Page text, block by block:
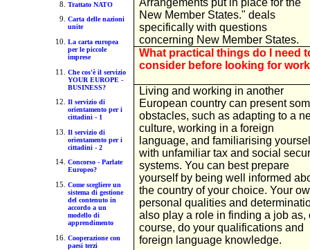
Trattato NATO
Carta delle nazioni
unite
La carta europea
per le piccole
imprese
Che cos'è il servizio
YOUR EUROPE -
BUSINESS?
Il servizio di
orientamento per i
cittadini - 1
Il servizio di
orientamento per i
cittadini - 2
Concorso - Parlate
Europeo?
Come scegliere un
sistema di gestione
del contenuto in
accordo a un
modello di
apprendimento
Cooperazione con
paesi terzi
Arrangements put in place for the
New Member States." deals
specifically with questions
concerning New Member States.
What practical things do I need
consider before looking for
Living and working in another
European country can present
obstacles, such as adapting to a
culture, working in a foreign
language, and familiarising
with unfamiliar tax and social
systems. You can best prepare
yourself by being well informed
the country of your choice. Your
personal qualities and
also play a role in finding a job as,
course, do your qualifications and
foreign language knowledge.